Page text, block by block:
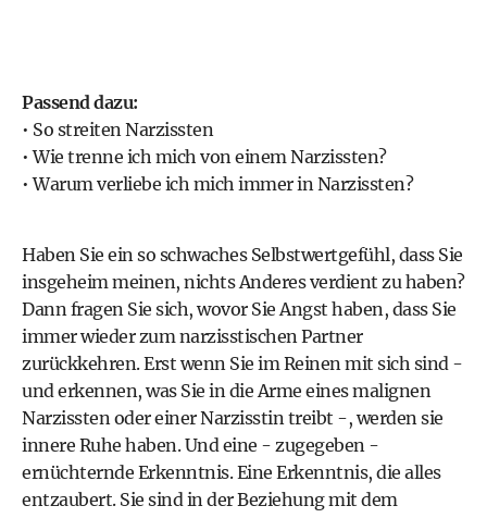
Passend dazu:
• So streiten Narzissten
• Wie trenne ich mich von einem Narzissten?
• Warum verliebe ich mich immer in Narzissten?
Haben Sie ein so schwaches Selbstwertgefühl, dass Sie
insgeheim meinen, nichts Anderes verdient zu haben?
Dann fragen Sie sich, wovor Sie Angst haben, dass Sie
immer wieder zum narzisstischen Partner
zurückkehren. Erst wenn Sie im Reinen mit sich sind -
und erkennen, was Sie in die Arme eines malignen
Narzissten oder einer Narzisstin treibt -, werden sie
innere Ruhe haben. Und eine - zugegeben -
ernüchternde Erkenntnis. Eine Erkenntnis, die alles
entzaubert. Sie sind in der Beziehung mit dem